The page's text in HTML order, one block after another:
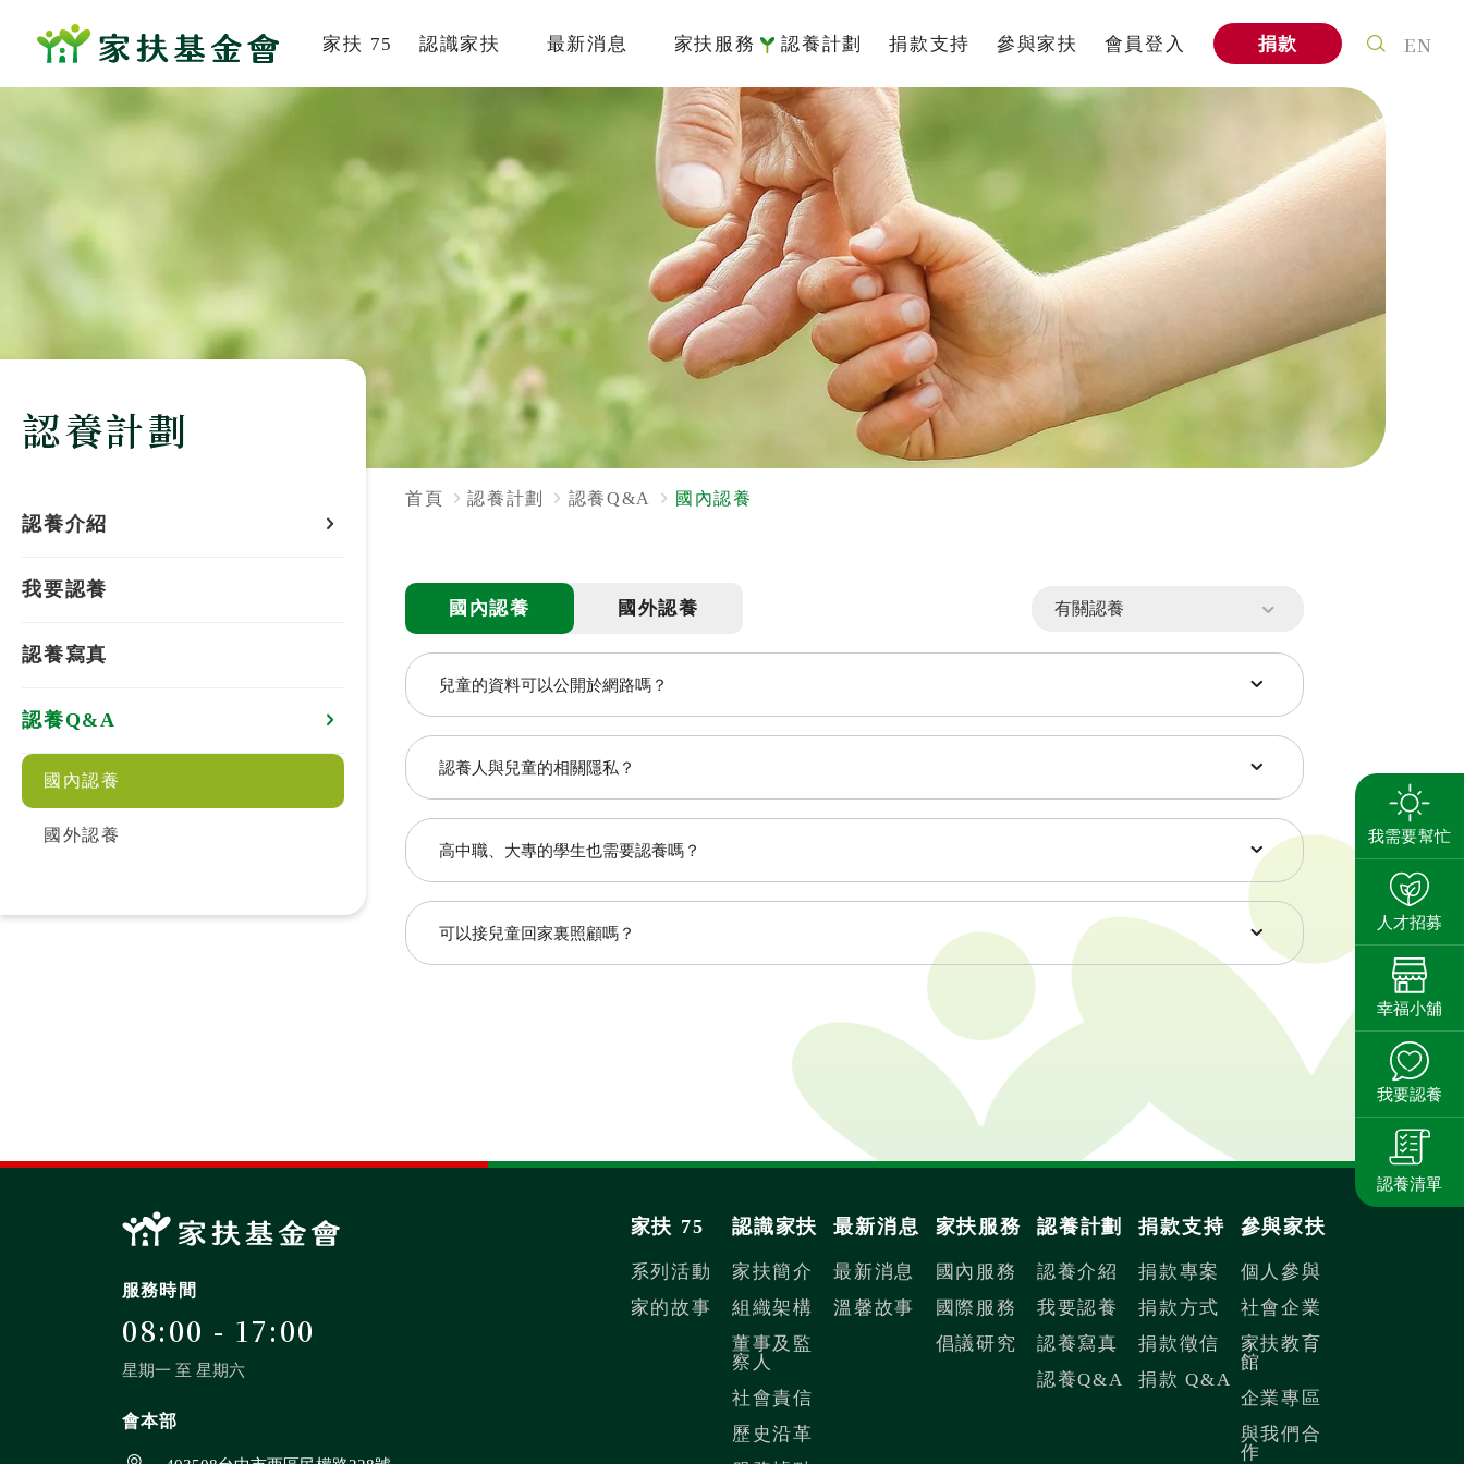
家扶 75
家的故事
認識家扶
組織架構
董事及監察人
社會責信
歷史沿革
服務據點
影音專區
最新消息 家扶服務
國內服務
國際服務
倡議研究
認養計劃
認養介紹
我要認養
認養寫真
認養Q&A
捐款支持
捐款專案
捐款方式
捐款徵信
捐款 Q&A
參與家扶
個人參與
家扶教育館
企業專區
與我們合作
會員登入 捐款 EN
全文檢索
搜尋
用愛包圍 公益 義賣品 無窮 兒童保護 認養
認養計劃
認養介紹
認養地區
我要認養
認養寫真
認養Q&A
國內認養
國外認養
首頁 認養計劃 認養Q&A 國內認養
國內認養 國外認養
兒童的資料可以公開於網路嗎？
認養人與兒童的相關隱私？
不提供兒童住址、電話、email或就讀學校給認養人，也請認養人勿直接向兒童或其家人詢問連絡
方式，或將自己的聯絡方式透漏給兒童，要求兒童自行與認養人聯繫。
高中職、大專的學生也需要認養嗎？
「教育」是兒童脫貧的重要途徑，為使弱勢家庭兒童獲得足夠的社會適應力，本會鼓勵兒童向
本會將持續提供高中職以上學生經濟扶助。
可以接兒童回家裏照顧嗎？
很抱歉，不可以喲! 本會幫助的對象為貧困、急難家庭的孩子，經由您的認養，讓兒童獲得經濟
暨身心成長上之協助，但兒童仍與親人同住，不能由認養人帶回家照顧。
服務時間
08:00 - 17:00
星期一 至 星期六
會本部
家扶 75
系列活動
家的故事
認識家扶
家扶簡介
組織架構
董事及監
察人
社會責信
歷史沿革
最新消息
最新消息
溫馨故事
家扶服務
國內服務
國際服務
倡議研究
認養計劃
認養介紹
我要認養
認養寫真
認養Q&A
捐款支持
捐款專案
捐款方式
捐款徵信
捐款 Q&A
參與家扶
個人參與
社會企業
家扶教育
館
企業專區
與我們合
作
我需要幫忙
人才招募
幸福小舖
我要認養
認養清單